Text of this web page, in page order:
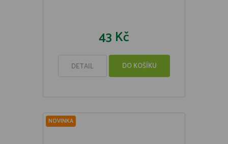
43 Kč
DETAIL DO KOŠÍKU
NOVINKA